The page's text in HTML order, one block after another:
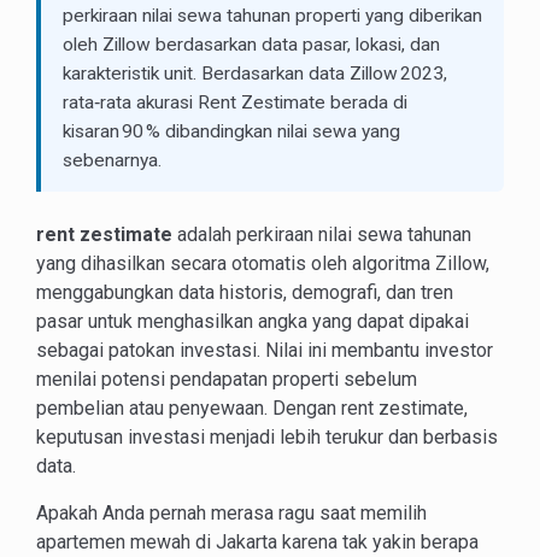
perkiraan nilai sewa tahunan properti yang diberikan
oleh Zillow berdasarkan data pasar, lokasi, dan
karakteristik unit. Berdasarkan data Zillow 2023,
rata‑rata akurasi Rent Zestimate berada di
kisaran 90 % dibandingkan nilai sewa yang
sebenarnya.
rent zestimate adalah perkiraan nilai sewa tahunan
yang dihasilkan secara otomatis oleh algoritma Zillow,
menggabungkan data historis, demografi, dan tren
pasar untuk menghasilkan angka yang dapat dipakai
sebagai patokan investasi. Nilai ini membantu investor
menilai potensi pendapatan properti sebelum
pembelian atau penyewaan. Dengan rent zestimate,
keputusan investasi menjadi lebih terukur dan berbasis
data.
Apakah Anda pernah merasa ragu saat memilih
apartemen mewah di Jakarta karena tak yakin berapa